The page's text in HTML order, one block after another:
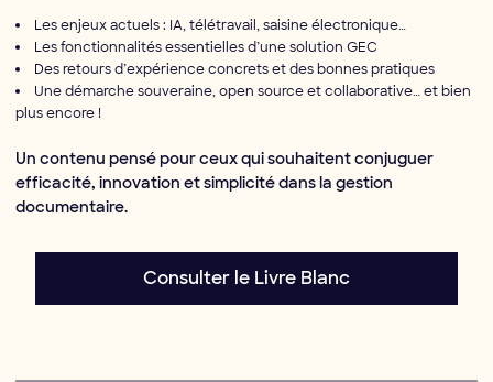
Les enjeux actuels : IA, télétravail, saisine électronique…
Les fonctionnalités essentielles d’une solution GEC
Des retours d’expérience concrets et des bonnes pratiques
Une démarche souveraine, open source et collaborative… et bien
plus encore !
Un contenu pensé pour ceux qui souhaitent conjuguer
efficacité, innovation et simplicité dans la gestion
documentaire.
Consulter le Livre Blanc